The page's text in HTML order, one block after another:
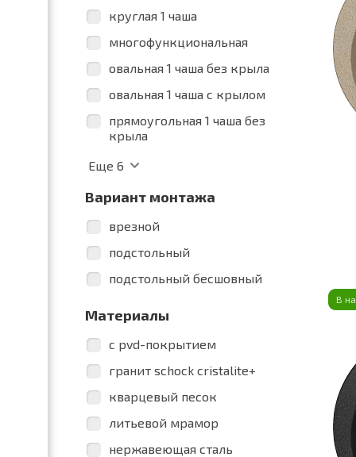
круглая 1 чаша
многофункциональная
овальная 1 чаша без крыла
овальная 1 чаша с крылом
прямоугольная 1 чаша без
крыла
Еще 6
Вариант монтажа
врезной
подстольный
подстольный бесшовный
Материалы
c pvd-покрытием
гранит schock cristalite+
кварцевый песок
литьевой мрамор
нержавеющая сталь
В